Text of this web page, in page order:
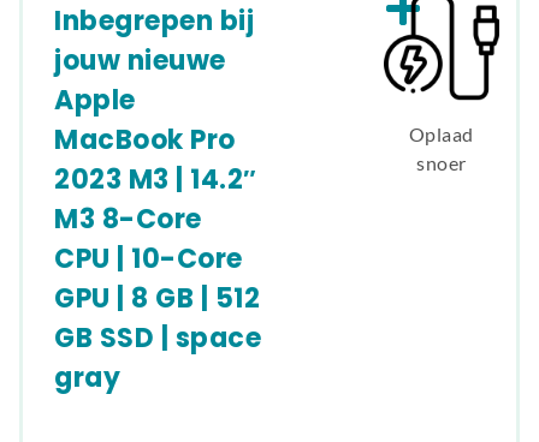
Inbegrepen bij
jouw nieuwe
Apple
MacBook Pro
2023 M3 | 14.2″
M3 8-Core
CPU | 10-Core
GPU | 8 GB | 512
GB SSD | space
gray
Oplaad
snoer